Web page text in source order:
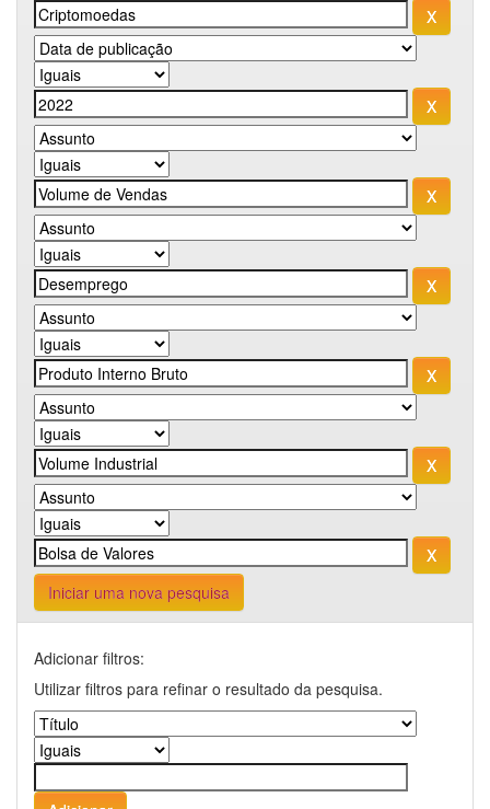
Iniciar uma nova pesquisa
Adicionar filtros:
Utilizar filtros para refinar o resultado da pesquisa.